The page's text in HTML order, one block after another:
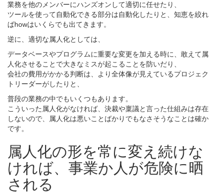
業務を他のメンバーにハンズオンして適切に任せたり、
ツールを使って自動化できる部分は自動化したりと、知恵を絞れ
ばhowはいくらでも出てきます。
逆に、適切な属人化としては、
データベースやプログラムに重要な変更を加える時に、敢えて属
人化させることで大きなミスが起こることを防いだり、
会社の費用がかかる判断は、より全体像が見えているプロジェク
トリーダーがしたりと、
普段の業務の中でもいくつもあります。
こういった属人化がなければ、決裁や稟議と言った仕組みは存在
しないので、属人化は悪いことばかりでもなさそうなことは確か
です。
属人化の形を常に変え続けな
ければ、事業か人が危険に晒
される